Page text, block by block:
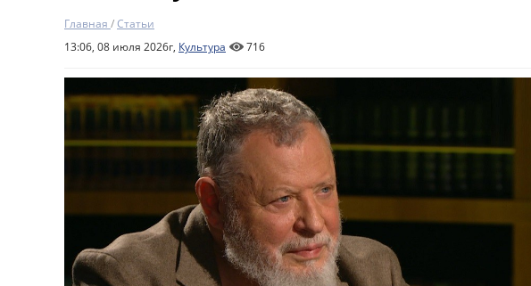
Главная /Статьи
13:06, 08 июля 2026г, Культура 716